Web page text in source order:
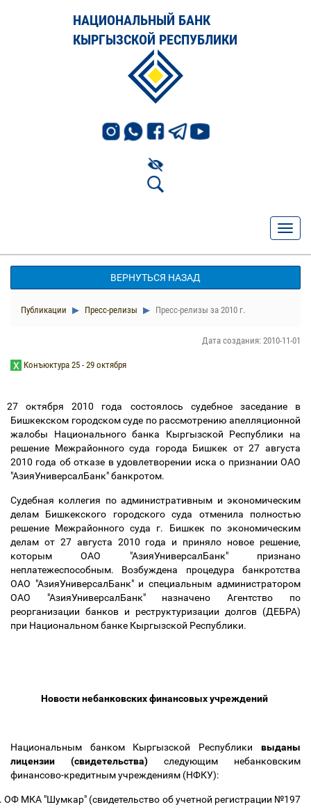
НАЦИОНАЛЬНЫЙ БАНК
КЫРГЫЗСКОЙ РЕСПУБЛИКИ
ВЕРНУТЬСЯ НАЗАД
Публикации Пресс-релизы Пресс-релизы за 2010 г.
Дата создания: 2010-11-01
Конъюктура 25 - 29 октября
27 октября 2010 года состоялось судебное заседание в
Бишкекском городском суде по рассмотрению апелляционной
жалобы Национального банка Кыргызской Республики на
решение Межрайонного суда города Бишкек от 27 августа
2010 года об отказе в удовлетворении иска о признании ОАО
"АзияУниверсалБанк" банкротом.
Судебная коллегия по административным и экономическим
делам Бишкекского городского суда отменила полностью
решение Межрайонного суда г. Бишкек по экономическим
делам от 27 августа 2010 года и приняло новое решение,
которым ОАО "АзияУниверсалБанк" признано
неплатежеспособным. Возбуждена процедура банкротства
ОАО "АзияУниверсалБанк" и специальным администратором
ОАО "АзияУниверсалБанк" назначено Агентство по
реорганизации банков и реструктуризации долгов (ДЕБРА)
при Национальном банке Кыргызской Республики.
Новости небанковских финансовых учреждений
Национальным банком Кыргызской Республики выданы
лицензии (свидетельства) следующим небанковским
финансово-кредитным учреждениям (НФКУ):
ОФ МКА "Шумкар" (свидетельство об учетной регистрации №197